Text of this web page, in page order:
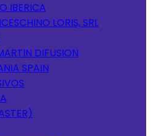
IBERICA
LORIS, SRL
DIFUSION
SPAIN